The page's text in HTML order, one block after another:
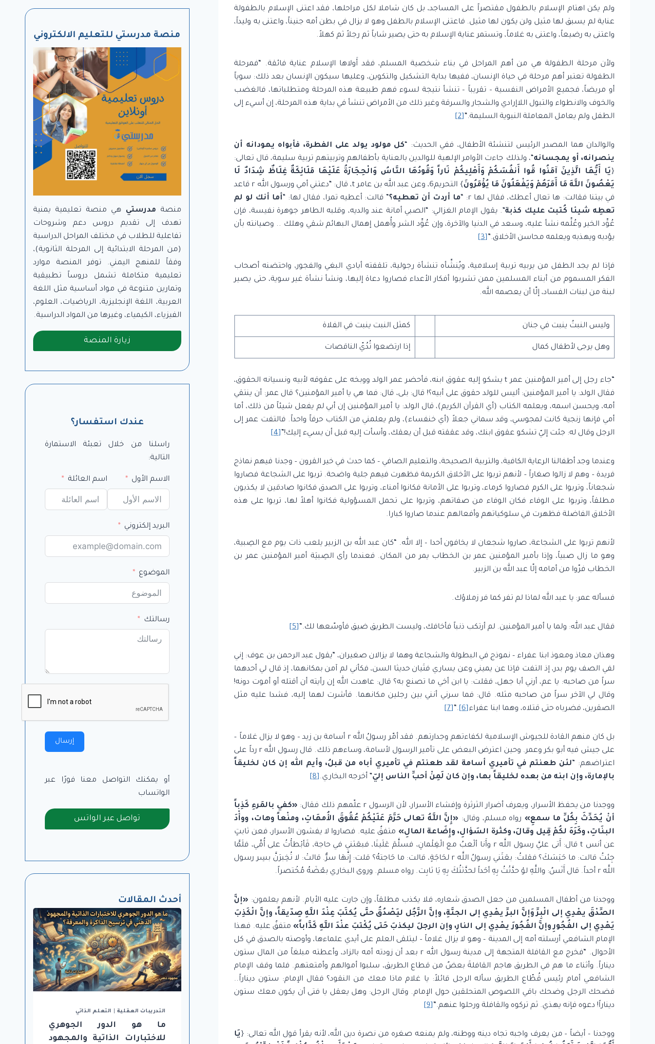
ولم يكن اهتام الإسلام بالطفول مقتصراً على المساجد، بل كان شاملا لكل مراحلها، فقد اعتنى الإسلام بالطفولة
عناية لم يسبق لها مثيل ولن يكون لها مثيل. فاعتنى الإسلام بالطفل وهو لا يزال في بطن أمه جنيناً، واعتنى به وليداً،
واعتنى به رضيعاً، واعتنى به غلاماً، وتستمر عناية الإسلام به حتى يصير شاباً ثم رجلاً ثم كهلاً.
ولأن مرحلة الطفولة هي من أهم المراحل في بناء شخصية المسلم، فقد أَولاها الإسلام عناية فائقة. “فمرحلة
الطفولة تعتبر أهم مرحلة في حياة الإنسان، ففيها بداية التشكيل والتكوين، وعليها سيكون الإنسان بعد ذلك: سوياً
أو مريضاً، فجميع الأمراض النفسية – تقريباً – تنشأ نتيجة لسوء فهم طبيعة هذه المرحلة ومتطلباتها، فالغضب
والخوف والانطواء والتبول اللاإرادي والشجار والسرقة وغير ذلك من الأمراض تنشأ في بداية هذه المرحلة، إن أسيء إلى
الطفل ولم يعامل المعاملة النبوية السليمة.” [2]
والوالدان هما المصدر الرئيس لتنشئة الأطفال، ففي الحديث: “كل مولود يولد على الفطرة، فأبواه يهودانه أن
ينصرانه، أو يمجسانه“، ولذلك جاءت الأوامر الإلهية للوالدين بالعناية بأطفالهم وتربيتهم تربية سليمة، قال تعالى:
{يَا أَيُّهَا الَّذِينَ آمَنُوا قُوا أَنفُسَكُمْ وَأَهْلِيكُمْ نَاراً وَقُودُهَا النَّاسُ وَالْحِجَارَةُ عَلَيْهَا مَلَائِكَةٌ غِلَاظٌ شِدَادٌ لَا
يَعْصُونَ اللَّهَ مَا أَمَرَهُمْ وَيَفْعَلُونَ مَا يُؤْمَرُونَ
} التحريم6، وعن عبد الله بن عامر t، قال: “دعتني أمي ورسول الله r قاعد
في بيتنا فقالت: ها تعال أعطك، فقال لها r: “
ما أردت أن تعطيه؟” قالت: أعطيه تمرا، فقال لها: “أما أنك لو لم
تعطِه شيئا كُتبت عليك كذبة“. يقول الإمام الغزالي: “الصبي أمانة عند والديه، وقلبه الطاهر جوهرة نفيسة، فإن
عُوِّد الخير وعُلِّمه نشأ عليه، وسعد في الدنيا والآخرة، وإن عُوِّد الشر وأُهمل إهمال البهائم شقي وهلك .. وصيانته بأن
يؤدبه ويهذبه ويعلمه محاسن الأخلاق.” [3]
فإذا لم يجد الطفل من يربيه تربية إسلامية، ويُنشِّأه تنشأة رجولية، تلقفته أيادي البغي والفجور، واحتضنه أصحاب
الفكر المسموم من أبناء المسلمين ممن تشربوا أفكار الأعداء فصاروا دعاة إليها، ونشأ نشأة غير سوية، حتى يصير
لبنة من لبنات الفساد، إلّا أن يعصمه الله.
وليس النبتُ ينبت في جنان كمثل النبت ينبت في الفلاة
وهل يرجى لأطفال كمال إذا ارتضعوا ثُدُيّ الناقصات
“جاء رجل إلى أمير المؤمنين عمر t يشكو إليه عقوق ابنه، فأحضر عمر الولد ووبخه على عقوقه لأبيه ونسيانه الحقوق،
فقال الولد: يا أمير المؤمنين: أليس للولد حقوق على أبيه؟! قال: بلى، قال: فما هي يا أمير المؤمنين؟ قال عمر: أن ينتقي
أمه، ويحسن اسمه، ويعلمه الكتاب (أي القرآن الكريم)، قال الولد: يا أمير المؤمنين إن أبي لم يفعل شيئاً من ذلك، أما
أمي فإنها زنجية كانت لمجوسي، وقد سماني جعلاً (أي خنفساء)، ولم يعلمني من الكتاب حرفاً واحداً. فالتفت عمر إلى
الرجل وقال له: جئت إليّ تشكو عقوق ابنك، وقد عققته قبل أن يعقك، وأسأت إليه قبل أن يسيء إليك!” [4]
وعندما وجد أطفالنا الرعاية الكافية، والتربية الصحيحة، والتعليم الصافي – كما حدث في خير القرون – وجدنا فيهم نماذج
فريدة – وهم لا زالوا صغاراً – لأنهم تربوا على الأخلاق الكريمة فظهرت فيهم جلية واضحة. تربوا على الشجاعة فصاروا
شجعاناً، وتربوا على الكرم فصاروا كرماء، وتربوا على الأمانة فكانوا أمناء، وتربوا على الصدق فكانوا صادقين لا يكذبون
مطلقاً، وتربوا على الوفاء فكان الوفاء من صفاتهم، وتربوا على تحمل المسؤولية فكانوا أهلاً لها، تربوا على هذه
الأخلاق الفاضلة فظهرت في سلوكياتهم وأفعالهم عندما صاروا كبارا.
لأنهم تربوا على الشجاعة، صاروا شجعان لا يخافون أحدا – إلا الله. “كان عبد الله بن الزبير يلعب ذات يوم مع الصِبية،
وهو ما زال صبياً، وإذا بأمير المؤمنين عمر بن الخطاب يمر من المكان. فعندما رأى الصِبيَة أمير المؤمنين عمر بن
الخطاب فرّوا من أمامه إلّا عبد الله بن الزبير.
فسأله عمر: يا عبد الله لماذا لم تفر كما فر زملاؤك.
فقال عبد الله: ولما يا أمير المؤمنين. لم أرتكب ذنباً فأخافك، وليست الطريق ضيق فأوسّعها لك.” [5]
وهذان معاذ ومعوذ ابنا عفراء – نموذج في البطولة والشجاعة وهما لا يزالان صغيران، “يقول عبد الرحمن بن عوف: إني
لفي الصف يوم بدر، إذ التفت فإذا عن يميني وعن يساري فتَيان حديثا السن، فكأني لم آمن بمكانهما، إذ قال لي أحدهما
سراً من صاحبه: يا عم، أرني أبا جهل، فقلت: يا ابن أخي ما تصنع به؟ قال: عاهدت الله إن رأيته أن أقتله أو أموت دونه!
وقال لي الآخر سراً من صاحبه مثله. قال: فما سرني أنني بين رجلين مكانهما. فأشرت لهما إليه، فشدا عليه مثل
الصقرين، فضرباه حتى قتلاه، وهما ابنا عفراء [6]
.”
[7]
بل كان منهم القادة للجيوش الإسلامية لكفاءتهم وجدارتهم. فقد أمّر رسولُ الله r أسامة بن زيد – وهو لا يزال غلاماً –
على جيش فيه أبو بكر وعمر. وحين اعترض البعض على تأمير الرسول لأسامة، وساءهم ذلك. قال رسول الله r رداً على
اعتراضهم: “لئن طعنتم في تأميري أسامة لقد طعنتم في تأميري أباه من قبلُ، وأيم الله إن كان لخليقاً
بالإمارة، وإن ابنه من بعده لخليقاً بها، وإن كان لَمِنْ أحبِّ الناس إليّ” أخرجه البخاري. [8]
ووجدنا من يحفظ الأسرار، ويعرف أضرار الثرثرة وإفشاء الأسرار، لأن الرسول r علّمهم ذلك فقال:
«كفي بالمَرءِ كَذِباً
أنْ يُحَدِّثَ بِكُلِّ ما سمعِ» رواه مسلم، وقال: «إِنَّ اللَّهُ تعالى حَرَّمَ عَلَيْكُمْ عُقُوقَ الأُمهَاتِ، ومنْعاً وهات، ووأْدَ
البنَاتِ، وكَرَهَ لكُمْ قِيل وقالَ، وكثرة السَؤالِ، وإِضَاعة المالِ» متفقٌ عليه. فصاروا لا يفشون الأسرار، فعن ثابتٍ
عن أنس t قال: أَتى عليَّ رسول اللَّه r وأَنا ألْعبُ مع الْغِلْمانِ، فسلَّمَ عَلَينَا، فبعَثني في حاجة، فَأبْطأْتُ على أُمِّي، فلَمَّا
جِئتُ قالت: ما حَبَسَكَ؟ فقلتُ: بعَثَني رسولُ اللَّه r لحَاجَةٍ، قالت: ما حَاجتهُ؟ قلت: إِنَّهَا سرٌّ. قالتْ: لا تُخِبرَنَّ بسِر رسول
اللَّه r أحداً. قال أَنَسٌ: واللَّهِ لوْ حدَّثْتُ بِهِ أحَداً لحدَّثتُكَ بِهِ يَا ثابِت. رواه مسلم. وروى البخاري بعْضَهُ مُخْتصراً.
ووجدنا من أطفال المسلمين من جعل الصدق شعاره، فلا يكذب مطلقاً، وإن جارت عليه الأيام. لأنهم يعلمون: «إنَّ
الصِّدْقَ يهْدِي إلى الْبِرِّ وَإنَّ البرِّ يهْدِي إلى الجنَّةِ، وإنَّ الرَّجُل ليَصْدُقُ حتَّى يُكتَبَ عِنْدَ اللَّهِ صِدّيقاً، وإنَّ الْكَذِبَ
يَهْدِي إلى الفُجُورِ وإنَّ الفُجُورَ يهْدِي إلى النارِ، وإن الرجلَ ليكذبَ حَتى يُكْتبَ عنْدَ اللَّهِ كَذَّاباً» متفقٌ عليه. فهذا
الإمام الشافعي أرسلته أمه إلى المدينة – وهو لا يزال غلاماً – ليتلقى العلم على أيدي علماءها، وأوصته بالصدق في كل
الأحوال. “فخرج مع القافلة المتجهة إلى مدينة رسول الله r بعد أن زودته أمه بالزاد، وأعطته مبلغاً من المال ستون
ديناراً. وأثناء ما هم في الطريق هاجم القافلةَ بعضٌ من قطاع الطريق، سلبوا أموالهم وأمتعتهم. فلما وقف الإمام
الشافعي أمام رئيس قُطّاع الطريق سأله الرجل قائلاً: يا غلام ماذا معك من النقود؟ فقال الإمام: ستون ديناراً..
فضحك الرجل وضحك باقي اللصوص المتحلقين حول الإمام. وقال الرجل: وهل يعقل يا فتى أن يكون معك ستون
ديناراً! دعوه فإنه يهذي. ثم تركوه والقافلة ورحلوا عنهم.” [9]
ووجدنا – أيضاً – من يعرف واجبه تجاه دينه ووطنه، ولم يمنعه صغره من نصرة دين الله، لأنه يقرأ قول الله تعالى: {يَا
منصة مدرستي للتعليم الالكتروني
منصة مدرستي هي منصة تعليمية يمنية
تهدف إلى تقديم دروس دعم وشروحات
تفاعلية للطلاب في مختلف المراحل الدراسية
(من المرحلة الابتدائية إلى المرحلة الثانوية)،
وفقاً للمنهج اليمني. توفر المنصة موارد
تعليمية متكاملة تشمل دروساً تطبيقية
وتمارين متنوعة في مواد أساسية مثل اللغة
العربية، اللغة الإنجليزية، الرياضيات، العلوم،
الفيزياء، الكيمياء، وغيرها من المواد الدراسية.
زيارة المنصة
عندك استفسار؟
راسلنا من خلال تعبئة الاستمارة
التالية:
الاسم الأول اسم العائلة
البريد إلكتروني
الموضوع
رسالتك
إرسال
أو يمكنك التواصل معنا فورًا عبر
الواتساب
تواصل عبر الواتس
أحدث المقالات
التدريبات العقلية التعلم الذاتي
ما هو الدور الجوهري
للاختبارات الذاتية والمجهود